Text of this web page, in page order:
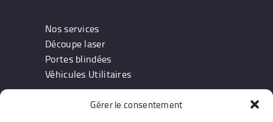
Gérer le consentement
Nos services
Découpe laser
Portes blindées
Véhicules Utilitaires
Information